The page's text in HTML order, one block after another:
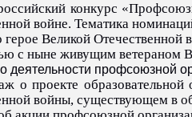
конкурс
войне. Тематика
герое Великой Отечественной
с ныне живущим ветераном
деятельности профсоюзной
о проекте
войны, существующем в